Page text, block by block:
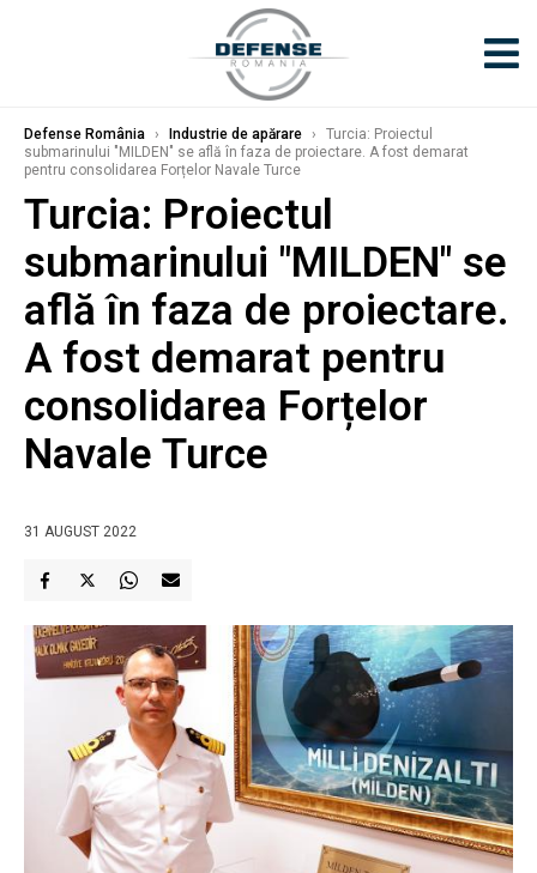
Defense România › Industrie de apărare ›
Turcia: Proiectul
submarinului "MILDEN" se află în faza de proiectare. A fost demarat
pentru consolidarea Forțelor Navale Turce
Turcia: Proiectul
submarinului "MILDEN" se
află în faza de proiectare.
A fost demarat pentru
consolidarea Forțelor
Navale Turce
31 AUGUST 2022